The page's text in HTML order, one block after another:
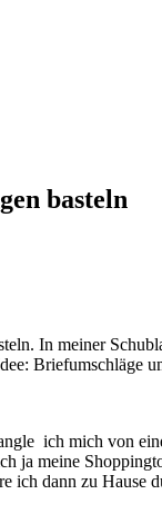
basteln
In meiner
ich mich von
ja meine
dann zu Hause